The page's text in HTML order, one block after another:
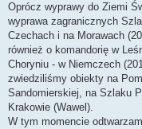
Oprócz wyprawy do Ziemi
wyprawa zagranicznych
Czechach i na Morawach
również o komandorię w
Choryniu - w Niemczech
zwiedziliśmy obiekty na
Sandomierskiej, na Szlaku
Krakowie (Wawel).
W tym momencie